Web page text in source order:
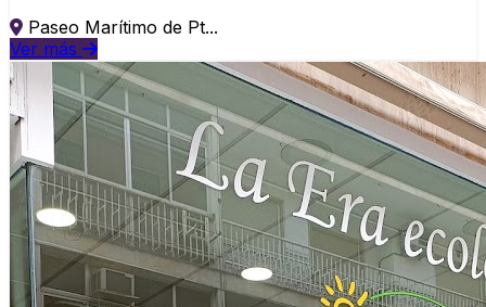
Paseo Marítimo de Pt...
Ver más